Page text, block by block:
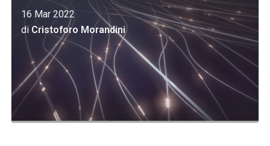
16 Mar 2022
di Cristoforo Morandini